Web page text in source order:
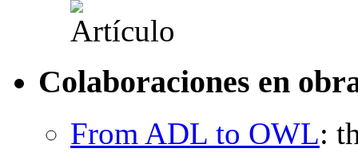
Colaboraciones en
From ADL to OWL: